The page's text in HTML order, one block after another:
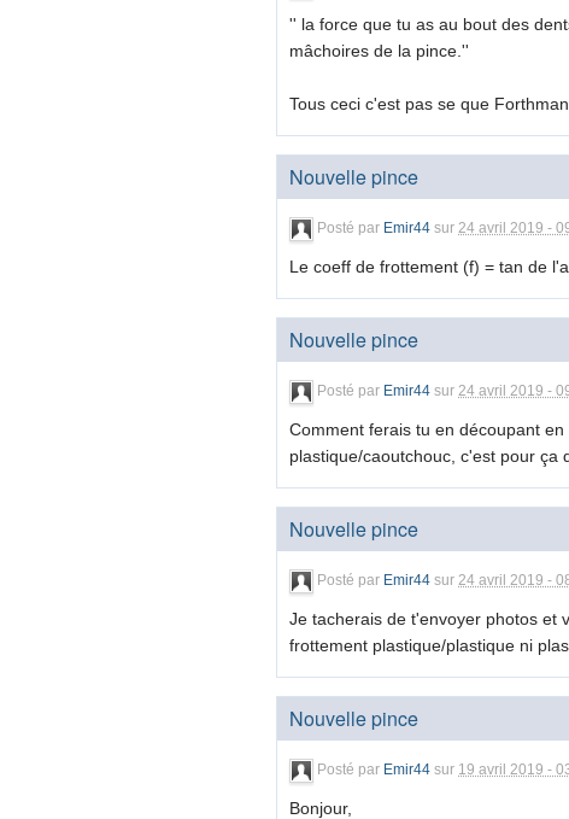
'' la force que tu as au bout des
mâchoires de la pince.''
Tous ceci c'est pas se que
Nouvelle pince
Posté par Emir44 sur 24 avril 2019 -
Le coeff de frottement (f) = tan de
Nouvelle pince
Posté par Emir44 sur 24 avril 2019 -
Comment ferais tu en découpant
plastique/caoutchouc, c'est pour ça
Nouvelle pince
Posté par Emir44 sur 24 avril 2019 -
Je tacherais de t'envoyer photos et
frottement plastique/plastique ni
Nouvelle pince
Posté par Emir44 sur 19 avril 2019 -
Bonjour,